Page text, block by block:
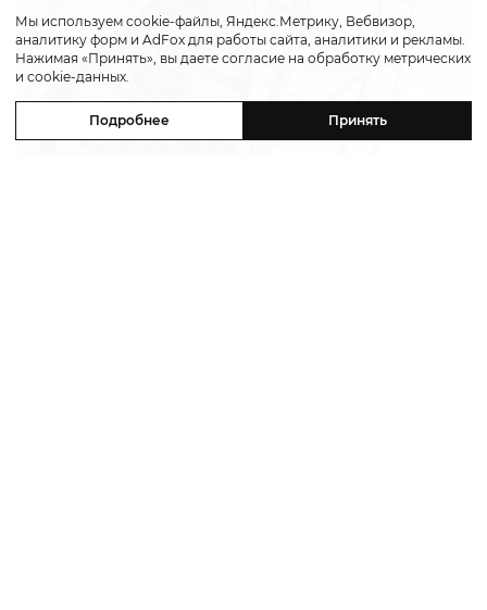
Мы используем cookie-файлы, Яндекс.Метрику, Вебвизор,
аналитику форм и AdFox для работы сайта, аналитики и рекламы.
Нажимая «Принять», вы даете согласие на обработку метрических
и cookie-данных.
Подробнее Принять